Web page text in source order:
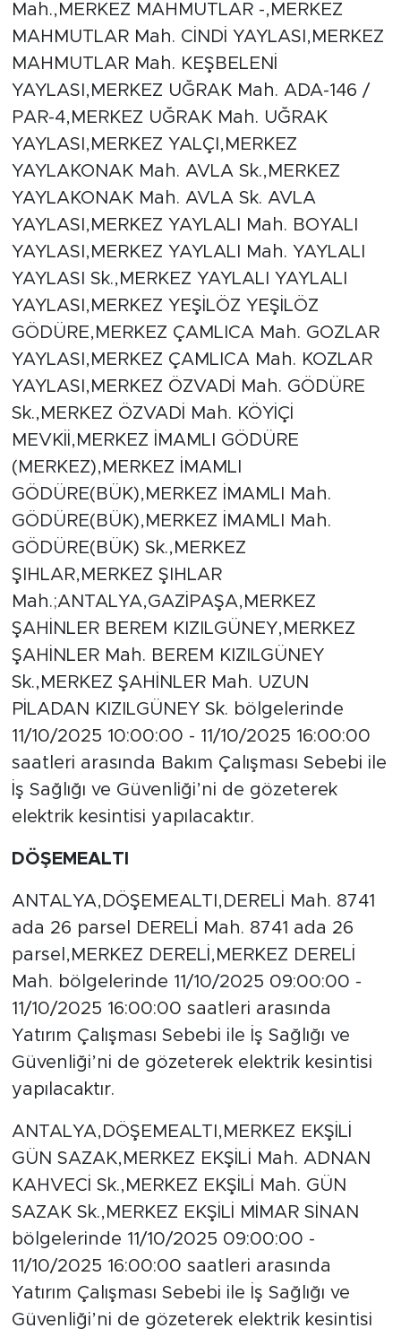
Mah.,MERKEZ MAHMUTLAR -,MERKEZ
MAHMUTLAR Mah. CİNDİ YAYLASI,MERKEZ
MAHMUTLAR Mah. KEŞBELENİ
YAYLASI,MERKEZ UĞRAK Mah. ADA-146 /
PAR-4,MERKEZ UĞRAK Mah. UĞRAK
YAYLASI,MERKEZ YALÇI,MERKEZ
YAYLAKONAK Mah. AVLA Sk.,MERKEZ
YAYLAKONAK Mah. AVLA Sk. AVLA
YAYLASI,MERKEZ YAYLALI Mah. BOYALI
YAYLASI,MERKEZ YAYLALI Mah. YAYLALI
YAYLASI Sk.,MERKEZ YAYLALI YAYLALI
YAYLASI,MERKEZ YEŞİLÖZ YEŞİLÖZ
GÖDÜRE,MERKEZ ÇAMLICA Mah. GOZLAR
YAYLASI,MERKEZ ÇAMLICA Mah. KOZLAR
YAYLASI,MERKEZ ÖZVADİ Mah. GÖDÜRE
Sk.,MERKEZ ÖZVADİ Mah. KÖYİÇİ
MEVKİİ,MERKEZ İMAMLI GÖDÜRE
(MERKEZ),MERKEZ İMAMLI
GÖDÜRE(BÜK),MERKEZ İMAMLI Mah.
GÖDÜRE(BÜK),MERKEZ İMAMLI Mah.
GÖDÜRE(BÜK) Sk.,MERKEZ
ŞIHLAR,MERKEZ ŞIHLAR
Mah.;ANTALYA,GAZİPAŞA,MERKEZ
ŞAHİNLER BEREM KIZILGÜNEY,MERKEZ
ŞAHİNLER Mah. BEREM KIZILGÜNEY
Sk.,MERKEZ ŞAHİNLER Mah. UZUN
PİLADAN KIZILGÜNEY Sk. bölgelerinde
11/10/2025 10:00:00 - 11/10/2025 16:00:00
saatleri arasında Bakım Çalışması Sebebi ile
İş Sağlığı ve Güvenliği’ni de gözeterek
elektrik kesintisi yapılacaktır.
DÖŞEMEALTI
ANTALYA,DÖŞEMEALTI,DERELİ Mah. 8741
ada 26 parsel DERELİ Mah. 8741 ada 26
parsel,MERKEZ DERELİ,MERKEZ DERELİ
Mah. bölgelerinde 11/10/2025 09:00:00 -
11/10/2025 16:00:00 saatleri arasında
Yatırım Çalışması Sebebi ile İş Sağlığı ve
Güvenliği’ni de gözeterek elektrik kesintisi
yapılacaktır.
ANTALYA,DÖŞEMEALTI,MERKEZ EKŞİLİ
GÜN SAZAK,MERKEZ EKŞİLİ Mah. ADNAN
KAHVECİ Sk.,MERKEZ EKŞİLİ Mah. GÜN
SAZAK Sk.,MERKEZ EKŞİLİ MİMAR SİNAN
bölgelerinde 11/10/2025 09:00:00 -
11/10/2025 16:00:00 saatleri arasında
Yatırım Çalışması Sebebi ile İş Sağlığı ve
Güvenliği’ni de gözeterek elektrik kesintisi